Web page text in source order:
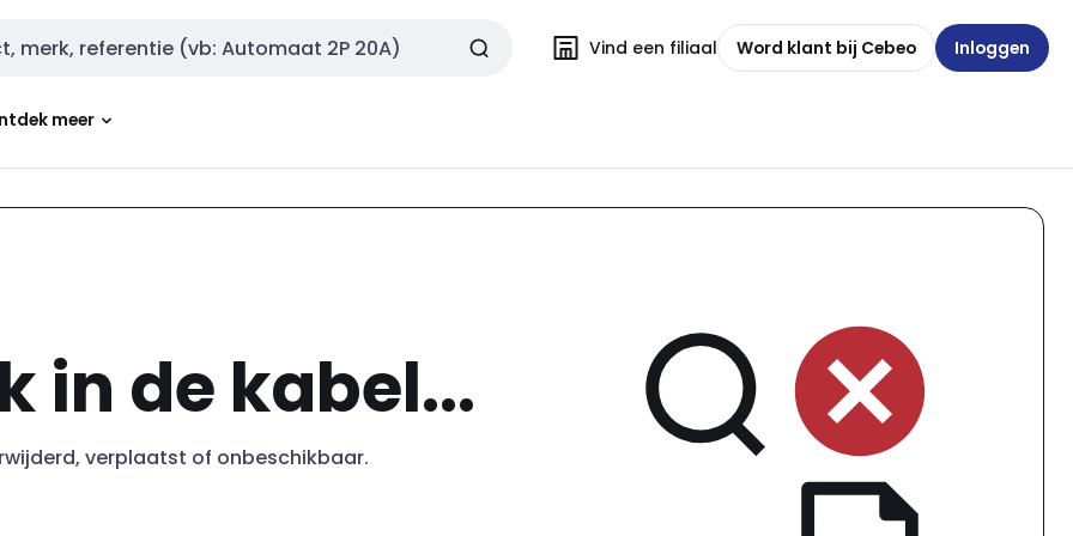
Vind een filiaal Word klant bij Cebeo Inloggen
meer
in de kabel...
verplaatst of onbeschikbaar.